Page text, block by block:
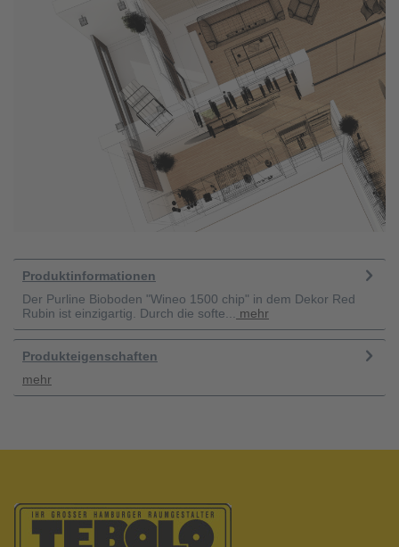
Produktinformationen
Der Purline Bioboden "Wineo 1500 chip" in dem Dekor Red
Rubin ist einzigartig. Durch die softe...
mehr
Produkteigenschaften
mehr